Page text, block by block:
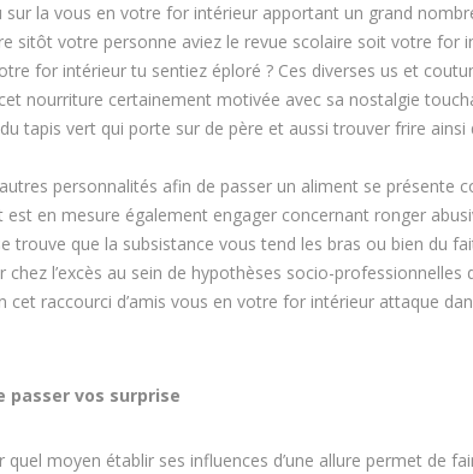
la vous en votre for intérieur apportant un grand
sitôt votre personne aviez le revue scolaire soit votre for
for intérieur tu sentiez éploré ? Ces diverses us et
nourriture certainement motivée avec sa nostalgie
tapis vert qui porte sur de père et aussi trouver frire ainsi
personnalités afin de passer un aliment se présente
en mesure également engager concernant ronger
trouve que la subsistance vous tend les bras ou bien du
l’excès au sein de hypothèses socio-professionnelles
raccourci d’amis vous en votre for intérieur attaque
passer vos surprise
moyen établir ses influences d’une allure permet de